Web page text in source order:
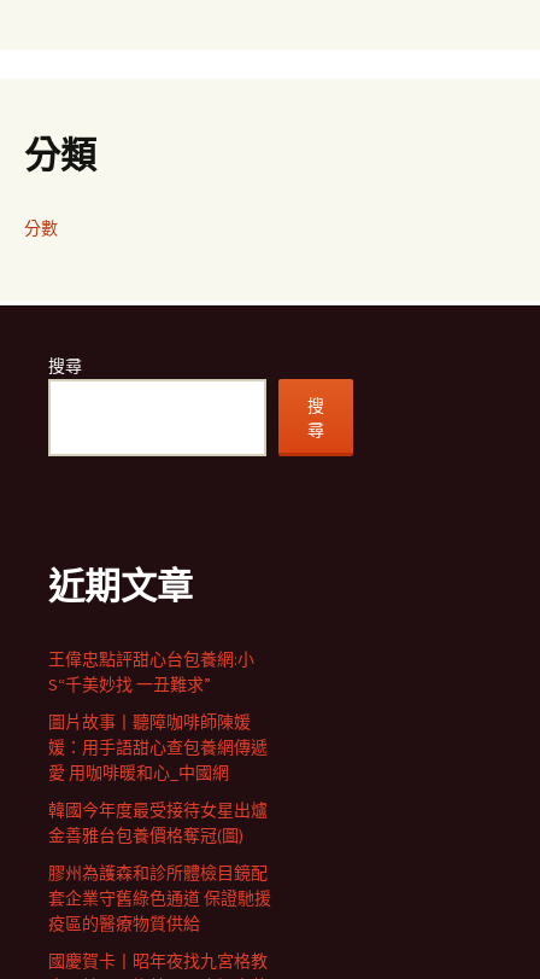
分類
分數
搜尋
搜
尋
近期文章
王偉忠點評甜心台包養網:小
S“千美妙找 一丑難求”
圖片故事丨聽障咖啡師陳媛
媛：用手語甜心查包養網傳遞
愛 用咖啡暖和心_中國網
韓國今年度最受接待女星出爐
金善雅台包養價格奪冠(圖)
膠州為護森和診所體檢目鏡配
套企業守舊綠色通道 保證馳援
疫區的醫療物質供給
國慶賀卡丨昭年夜找九宮格教